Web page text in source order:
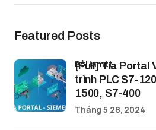
Featured Posts
[Full] Tia Portal
trình PLC S7-
1500, S7-400
bởi lamtt
Tháng 5 28, 2024